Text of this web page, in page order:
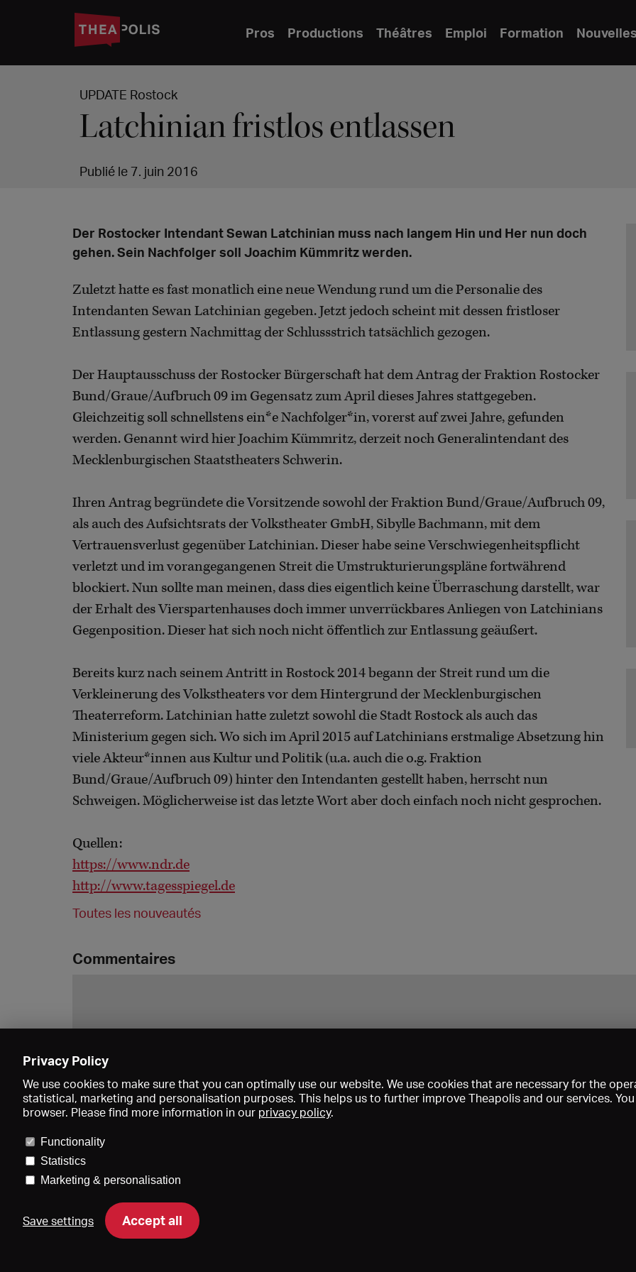
Pros Productions Théâtres Emploi Formation Nouvelles
UPDATE Rostock
Latchinian fristlos entlassen
Publié le 7. juin 2016
Der Rostocker Intendant Sewan Latchinian muss nach langem Hin und Her nun doch
gehen. Sein Nachfolger soll Joachim Kümmritz werden.
Zuletzt hatte es fast monatlich eine neue Wendung rund um die Personalie des
Intendanten Sewan Latchinian gegeben. Jetzt jedoch scheint mit dessen fristloser
Entlassung gestern Nachmittag der Schlussstrich tatsächlich gezogen.
Der Hauptausschuss der Rostocker Bürgerschaft hat dem Antrag der Fraktion Rostocker
Bund/Graue/Aufbruch 09 im Gegensatz zum April dieses Jahres stattgegeben.
Gleichzeitig soll schnellstens ein*e Nachfolger*in, vorerst auf zwei Jahre, gefunden
werden. Genannt wird hier Joachim Kümmritz, derzeit noch Generalintendant des
Mecklenburgischen Staatstheaters Schwerin.
Ihren Antrag begründete die Vorsitzende sowohl der Fraktion Bund/Graue/Aufbruch 09,
als auch des Aufsichtsrats der Volkstheater GmbH, Sibylle Bachmann, mit dem
Vertrauensverlust gegenüber Latchinian. Dieser habe seine Verschwiegenheitspflicht
verletzt und im vorangegangenen Streit die Umstrukturierungspläne fortwährend
blockiert. Nun sollte man meinen, dass dies eigentlich keine Überraschung darstellt, war
der Erhalt des Vierspartenhauses doch immer unverrückbares Anliegen von Latchinians
Gegenposition. Dieser hat sich noch nicht öffentlich zur Entlassung geäußert.
Bereits kurz nach seinem Antritt in Rostock 2014 begann der Streit rund um die
Verkleinerung des Volkstheaters vor dem Hintergrund der Mecklenburgischen
Theaterreform. Latchinian hatte zuletzt sowohl die Stadt Rostock als auch das
Ministerium gegen sich. Wo sich im April 2015 auf Latchinians erstmalige Absetzung hin
viele Akteur*innen aus Kultur und Politik (u.a. auch die o.g. Fraktion
Bund/Graue/Aufbruch 09) hinter den Intendanten gestellt haben, herrscht nun
Schweigen. Möglicherweise ist das letzte Wort aber doch einfach noch nicht gesprochen.
Quellen:
https://www.ndr.de
http://www.tagesspiegel.de
Toutes les nouveautés
Commentaires
Privacy Policy
We use cookies to make sure that you can optimally use our website. We use cookies that are necessary for the
statistical, marketing and personalisation purposes. This helps us to further improve Theapolis and our services.
browser. Please find more information in our privacy policy.
Functionality
Statistics
Marketing & personalisation
Save settings Accept all